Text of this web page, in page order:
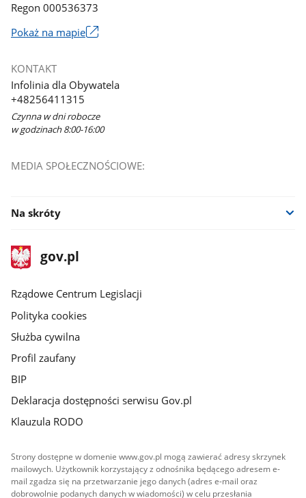
Regon 000536373
Pokaż na mapieLink
nowym
KONTAKT
Infolinia dla Obywatela
+48256411315
Czynna w dni robocze
w godzinach 8:00-16:00
MEDIA SPOŁECZNOŚCIOWE:
Na skróty
stopka
gov.plStrona
gov.pl
Rządowe Centrum Legislacji
Polityka cookies
Służba cywilna
Profil zaufany
BIP
Deklaracja dostępności serwisu Gov.pl
Klauzula RODO
Strony dostępne w domenie www.gov.pl mogą zawierać adresy skrzynek
mailowych. Użytkownik korzystający z odnośnika będącego adresem e-
mail zgadza się na przetwarzanie jego danych (adres e-mail oraz
dobrowolnie podanych danych w wiadomości) w celu przesłania